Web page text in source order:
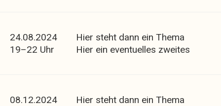
24.08.2024
19–22 Uhr
Hier steht dann ein Thema
Hier ein eventuelles zweites
08.12.2024
Hier steht dann ein Thema